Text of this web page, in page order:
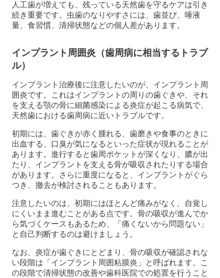
人工歯が増えても、残っている天然歯を守るケアは引き
続き重要です。虫歯のなりやすさには、歯並び、唾液
量、食習慣、清掃状態などの個人差があります。
インプラント周囲炎（歯周病に相当するトラブ
ル）
インプラント治療後に注意したいのが、インプラント周
囲炎です。これはインプラントの周りの歯ぐきや、それ
を支える顎の骨に細菌感染による炎症が起こる病気で、
天然歯における歯周病に近いトラブルです。
初期には、歯ぐきが赤く腫れる、歯磨きや食事のときに
出血する、口臭が気になるといった症状が現れることが
あります。進行すると歯周ポケットが深くなり、膿が出
たり、インプラントを支える骨が吸収されたりする場合
があります。さらに重度になると、インプラントがぐら
つき、撤去が検討されることもあります。
注意したいのは、初期にはほとんど痛みがなく、自覚し
にくいまま進むことがある点です。骨の吸収が進んでか
ら気づくケースもあるため、「痛くないから問題ない」
と自己判断するのは避けましょう。
なお、炎症が歯ぐきにとどまり、骨の吸収が確認されな
い段階は「インプラント周囲粘膜炎」と呼ばれます。こ
の段階で清掃状態の改善や歯科医院での処置を行うこと